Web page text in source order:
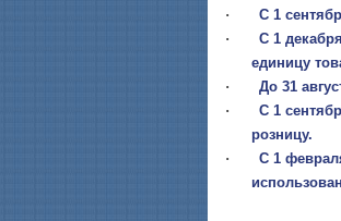
·
С 1
·
С 1
единицу
·
До 31
·
С 1
розницу.
·
С 1